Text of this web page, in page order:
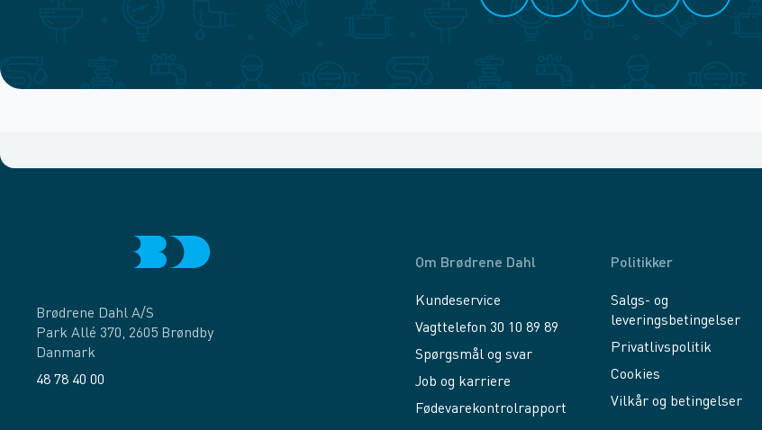
Brødrene Dahl A/S
Park Allé 370, 2605 Brøndby
Danmark
48 78 40 00
Om Brødrene Dahl
Kundeservice
Vagttelefon 30 10 89 89
Spørgsmål og svar
Job og karriere
Fødevarekontrolrapport
Politikker
Salgs- og
leveringsbetingelser
Privatlivspolitik
Cookies
Vilkår og betingelser